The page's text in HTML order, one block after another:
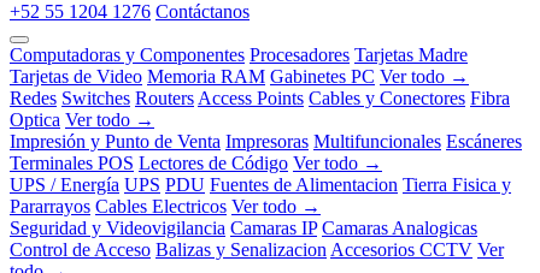
+52 55 1204 1276 Contáctanos
Computadoras y Componentes Procesadores Tarjetas Madre
Tarjetas de Video Memoria RAM Gabinetes PC Ver todo →
Redes Switches Routers Access Points Cables y Conectores Fibra
Optica Ver todo →
Impresión y Punto de Venta Impresoras Multifuncionales Escáneres
Terminales POS Lectores de Código Ver todo →
UPS / Energía UPS PDU Fuentes de Alimentacion Tierra Fisica y
Pararrayos Cables Electricos Ver todo →
Seguridad y Videovigilancia Camaras IP Camaras Analogicas
Control de Acceso Balizas y Senalizacion Accesorios CCTV Ver